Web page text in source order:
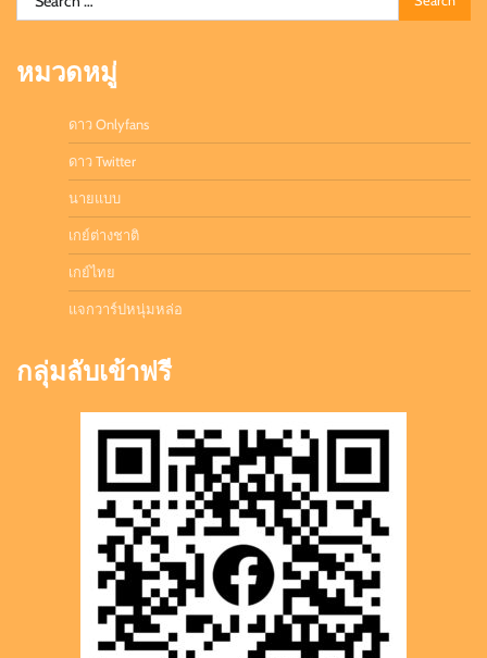
for:
หมวดหมู่
ดาว Onlyfans
ดาว Twitter
นายแบบ
เกย์ต่างชาติ
เกย์ไทย
แจกวาร์ปหนุ่มหล่อ
กลุ่มลับเข้าฟรี